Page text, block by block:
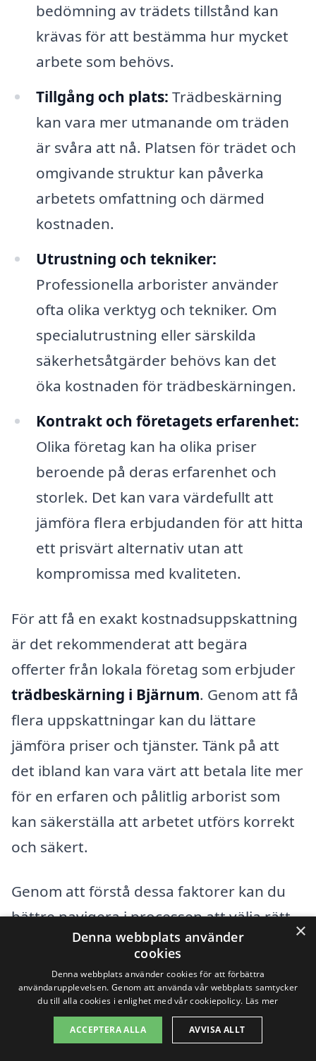
bedömning av trädets tillstånd kan
krävas för att bestämma hur mycket
arbete som behövs.
Tillgång och plats: Trädbeskärning
kan vara mer utmanande om träden
är svåra att nå. Platsen för trädet och
omgivande struktur kan påverka
arbetets omfattning och därmed
kostnaden.
Utrustning och tekniker:
Professionella arborister använder
ofta olika verktyg och tekniker. Om
specialutrustning eller särskilda
säkerhetsåtgärder behövs kan det
öka kostnaden för trädbeskärningen.
Kontrakt och företagets erfarenhet:
Olika företag kan ha olika priser
beroende på deras erfarenhet och
storlek. Det kan vara värdefullt att
jämföra flera erbjudanden för att hitta
ett prisvärt alternativ utan att
kompromissa med kvaliteten.
För att få en exakt kostnadsuppskattning
är det rekommenderat att begära
offerter från lokala företag som erbjuder
trädbeskärning i Bjärnum. Genom att få
flera uppskattningar kan du lättare
jämföra priser och tjänster. Tänk på att
det ibland kan vara värt att betala lite mer
för en erfaren och pålitlig arborist som
kan säkerställa att arbetet utförs korrekt
och säkert.
Genom att förstå dessa faktorer kan du
bättre navigera i processen att välja rätt
företag förträdbeskärning i Bjärnum
och få det bästa möjliga erbjudandet för
dina behov.
Få 3 erbjudanden, gratis och utan
×
Denna webbplats använder
cookies
Denna webbplats använder cookies för att förbättra
användarupplevelsen. Genom att använda vår webbplats samtycker
du till alla cookies i enlighet med vår cookiepolicy. Läs mer
ACCEPTERA ALLA AVVISA ALLT